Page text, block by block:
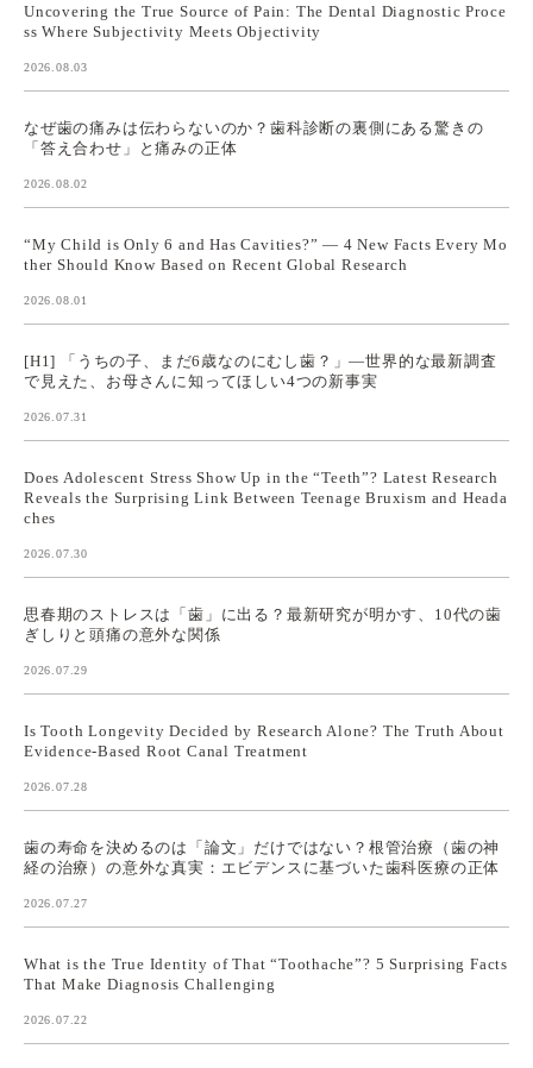
Uncovering the True Source of Pain: The Dental Diagnostic Proce
ss Where Subjectivity Meets Objectivity
2026.08.03
なぜ歯の痛みは伝わらないのか？歯科診断の裏側にある驚きの
「答え合わせ」と痛みの正体
2026.08.02
“My Child is Only 6 and Has Cavities?” — 4 New Facts Every Mo
ther Should Know Based on Recent Global Research
2026.08.01
[H1] 「うちの子、まだ6歳なのにむし歯？」—世界的な最新調査
で見えた、お母さんに知ってほしい4つの新事実
2026.07.31
Does Adolescent Stress Show Up in the “Teeth”? Latest Research
Reveals the Surprising Link Between Teenage Bruxism and Heada
ches
2026.07.30
思春期のストレスは「歯」に出る？最新研究が明かす、10代の歯
ぎしりと頭痛の意外な関係
2026.07.29
Is Tooth Longevity Decided by Research Alone? The Truth About
Evidence-Based Root Canal Treatment
2026.07.28
歯の寿命を決めるのは「論文」だけではない？根管治療（歯の神
経の治療）の意外な真実：エビデンスに基づいた歯科医療の正体
2026.07.27
What is the True Identity of That “Toothache”? 5 Surprising Facts
That Make Diagnosis Challenging
2026.07.22